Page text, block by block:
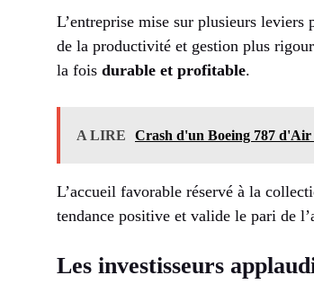
L’entreprise mise sur plusieurs
de la productivité et gestion plus
la fois durable et profitable.
A LIRE Crash d'un Boeing 787
L’accueil favorable réservé à la
tendance positive et valide le pari de
Les investisseurs